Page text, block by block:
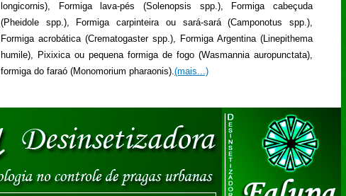
longicornis), Formiga lava-pés (Solenopsis spp.), Formiga cabeçuda
(Pheidole spp.), Formiga carpinteira ou sará-sará (Camponotus spp.),
Formiga acrobática (Crematogaster spp.), Formiga Argentina (Linepithema
humile), Pixixica ou pequena formiga de fogo (Wasmannia auropunctata),
formiga do faraó (Monomorium pharaonis).(mais...)